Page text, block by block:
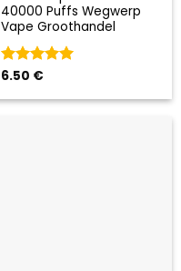
40000 Puffs Wegwerp
Vape Groothandel
Gewaardeerd
6.50 €